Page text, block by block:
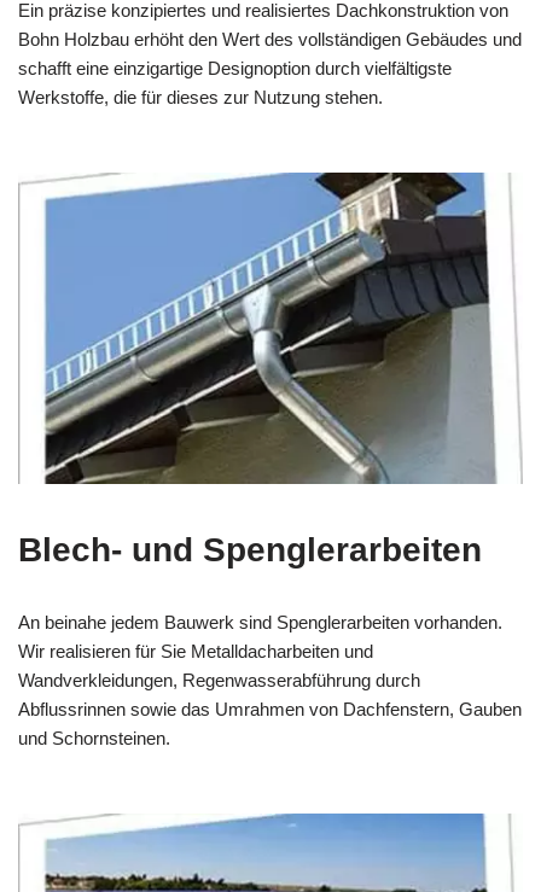
Ein präzise konzipiertes und realisiertes Dachkonstruktion von
Bohn Holzbau erhöht den Wert des vollständigen Gebäudes und
schafft eine einzigartige Designoption durch vielfältigste
Werkstoffe, die für dieses zur Nutzung stehen.
Blech- und Spenglerarbeiten
An beinahe jedem Bauwerk sind Spenglerarbeiten vorhanden.
Wir realisieren für Sie Metalldacharbeiten und
Wandverkleidungen, Regenwasserabführung durch
Abflussrinnen sowie das Umrahmen von Dachfenstern, Gauben
und Schornsteinen.